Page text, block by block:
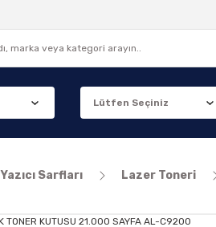
Yazıcı Sarfları Lazer Toneri